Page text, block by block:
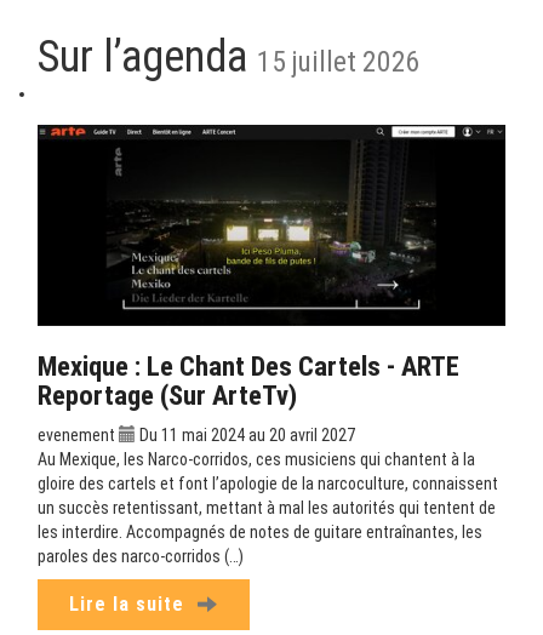
Sur l’agenda 15 juillet 2026
Mexique : Le Chant Des Cartels - ARTE
Reportage (sur ArteTv)
evenement
Du 11 mai 2024 au 20 avril 2027
Au Mexique, les Narco-corridos, ces musiciens qui chantent à la
gloire des cartels et font l’apologie de la narcoculture, connaissent
un succès retentissant, mettant à mal les autorités qui tentent de
les interdire. Accompagnés de notes de guitare entraînantes, les
paroles des narco-corridos (…)
Lire la suite